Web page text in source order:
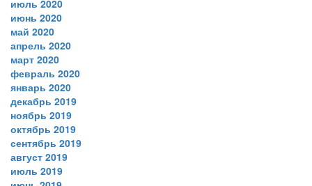
июль 2020
июнь 2020
май 2020
апрель 2020
март 2020
февраль 2020
январь 2020
декабрь 2019
ноябрь 2019
октябрь 2019
сентябрь 2019
август 2019
июль 2019